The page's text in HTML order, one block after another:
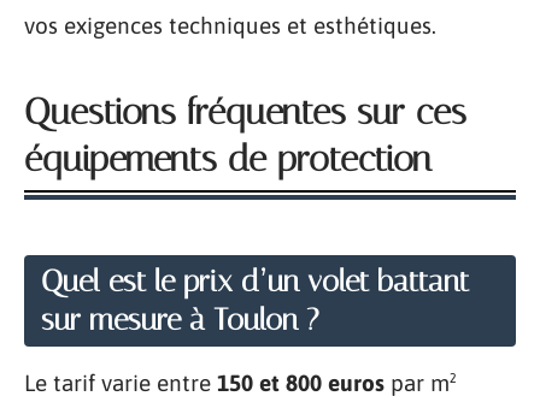
vos exigences techniques et esthétiques.
Questions fréquentes sur ces
équipements de protection
Quel est le prix d’un volet battant
sur mesure à Toulon ?
Le tarif varie entre 150 et 800 euros par m²